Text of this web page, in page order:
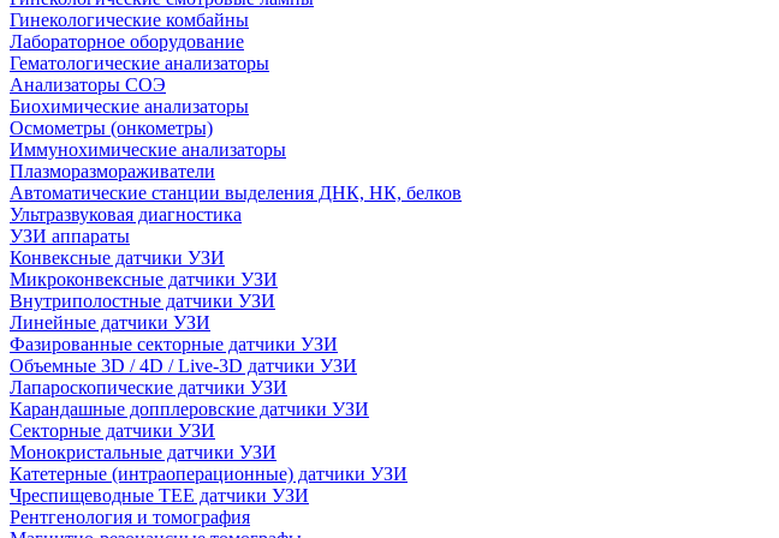
Гинекологические комбайны
Лабораторное оборудование
Гематологические анализаторы
Анализаторы СОЭ
Биохимические анализаторы
Осмометры (онкометры)
Иммунохимические анализаторы
Плазморазмораживатели
Автоматические станции выделения ДНК, НК, белков
Ультразвуковая диагностика
УЗИ аппараты
Конвексные датчики УЗИ
Микроконвексные датчики УЗИ
Внутриполостные датчики УЗИ
Линейные датчики УЗИ
Фазированные секторные датчики УЗИ
Объемные 3D / 4D / Live-3D датчики УЗИ
Лапароскопические датчики УЗИ
Карандашные допплеровские датчики УЗИ
Секторные датчики УЗИ
Монокристальные датчики УЗИ
Катетерные (интраоперационные) датчики УЗИ
Чреспищеводные TEE датчики УЗИ
Рентгенология и томография